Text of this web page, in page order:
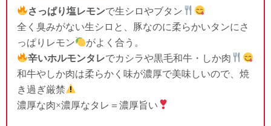
さっぱり塩レモンで生シロやブタン
全く臭みがない生シロと、豚なのに柔らかいタンにさ
っぱりレモン
がよく合う。
辛いホルモンタレでカシラや黒毛和牛・しか肉
和牛やしか肉は柔らかく味が濃厚で美味しいので、焼
き過ぎ厳禁
濃厚な肉×濃厚なタレ＝濃厚旨い